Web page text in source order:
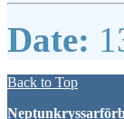
Date:
Back to Top